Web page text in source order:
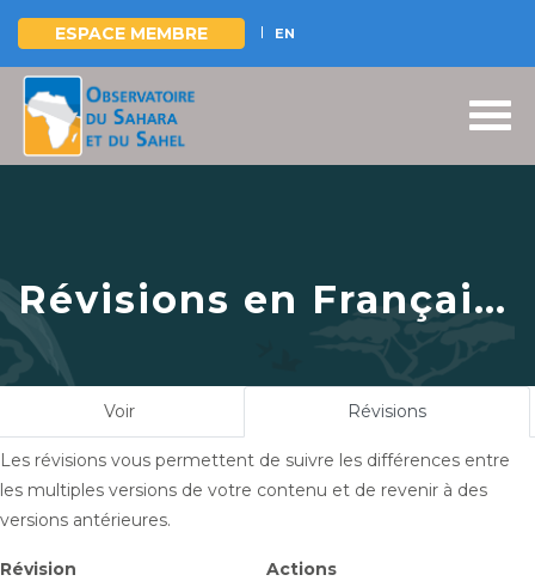
Aller
contenu
ESPACE MEMBRE EN
Révisions en Français
pour
Bamako avec
Monsieur Lassine
DEMBELE, Ministre de
l’Agriculture du Mali
Voir Révisions(onglet
Les révisions vous permettent de suivre les différences entre
les multiples versions de votre contenu et de revenir à des
versions antérieures.
Révision
Actions